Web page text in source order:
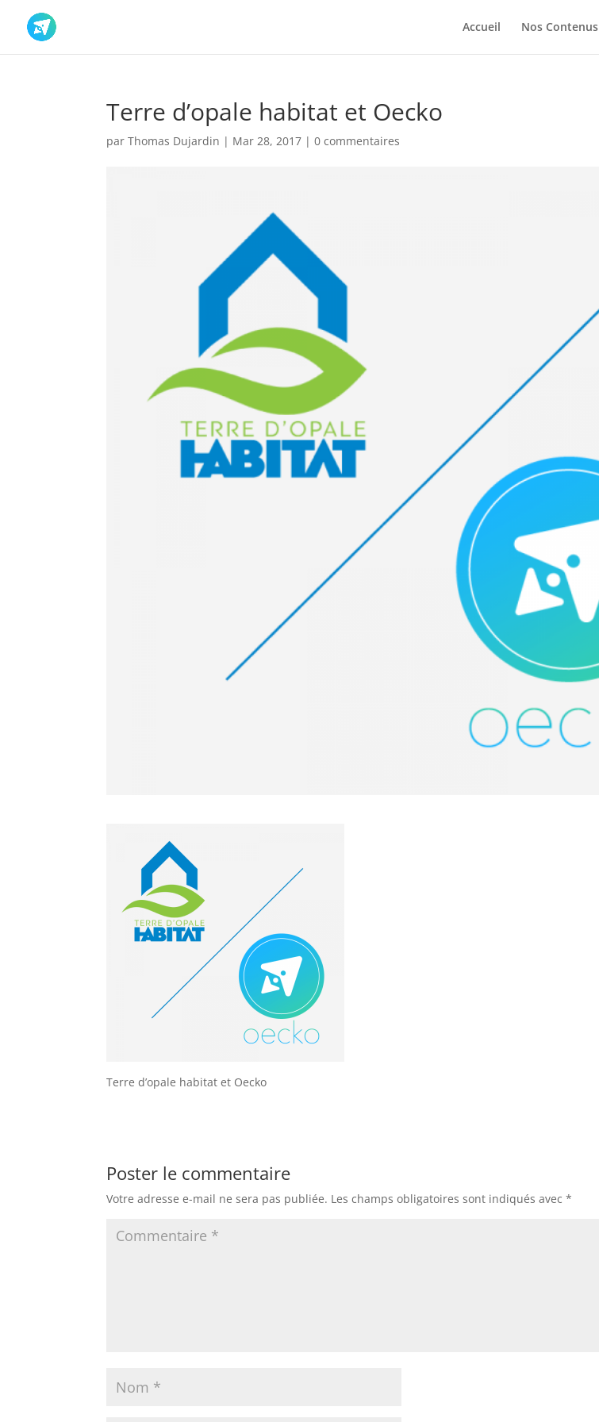
Accueil Nos Contenus
Terre d’opale habitat et Oecko
parThomas Dujardin | Mar 28, 2017 |0 commentaires
Terre d’opale habitat et Oecko
Poster le commentaire
Votre adresse e-mail ne sera pas publiée. Les champs obligatoires sont indiqués avec*